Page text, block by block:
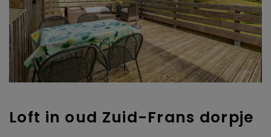
Loft in oud Zuid-Frans dorpje